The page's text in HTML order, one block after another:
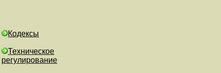
Кодексы
Техническое
регулирование